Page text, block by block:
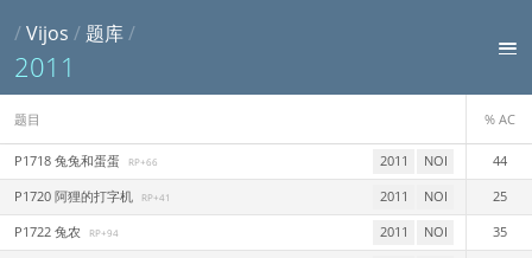
/Vijos / 题库/
2011
题目 % AC
P1718 兔兔和蛋蛋 RP+66 2011 NOI 44
P1720 阿狸的打字机 RP+41 2011 NOI 25
P1722 兔农 RP+94 2011 NOI 35